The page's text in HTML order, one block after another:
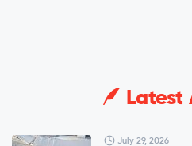
July 29, 2026